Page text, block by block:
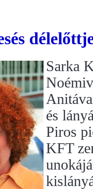
Sarka
és
Piros
KFT